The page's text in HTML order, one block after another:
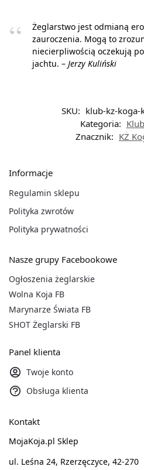
Żeglarstwo jest odmianą
zauroczenia. Mogą to
niecierpliwością oczekują
jachtu. – Jerzy Kuliński
SKU: klub-kz-
Kategoria:
Znacznik: KŻ
Informacje
Regulamin sklepu
Polityka zwrotów
Polityka prywatności
Nasze grupy Facebookowe
Ogłoszenia żeglarskie
Wolna Koja FB
Marynarze Świata FB
SHOT Żeglarski FB
Panel klienta
Twoje konto
Obsługa klienta
Kontakt
MojaKoja.pl Sklep
ul. Leśna 24, Rzerzęczyce, 42-270